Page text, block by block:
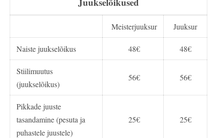
Meisterjuuksur Juuksur
Naiste juukselõikus 48€ 48€
Stiilimuutus
(juukselõikus)
56€ 56€
Pikkade juuste
tasandamine (pesuta ja
puhastele juustele)
25€ 25€